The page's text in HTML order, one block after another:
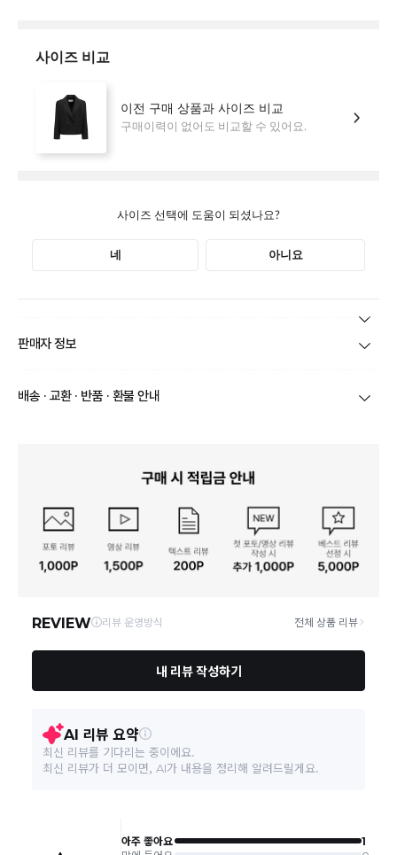
것으로 해당 정보에 대한 책임은 판매자에게 있습니다.
판매자 정보
상호/대표자 (주)바바패션_틸버리 / 문장우
02-1800-8878
영업소재지 06531 서울 서초구 신반포로 339 논현빌딩, 바바더닷컴
배송 · 교환 · 반품 · 환불 안내
배송
빠른 배송을 위해 준비되는 상품부터부분 발송
당사 계약택배는 CJ대한통운이며, 배송비는 5만원 이상 구매 시 배
송비는 무료이나, 도서 산간은 추가 배송비/도선료가 발생합니다.
결제완료 후 평균 3~5일(토요일 및 공휴일 제외) 이내에 배송 시작
되며, 매장 수급 제품의 경우에는 7~10일정도 소요될 수 있습니다.
일부 상품의 경우
매장에서 직접 배송이 이루어지며
대한통운 외 타
주문취소는 '주문접수' 상태에서만 가능합니다.
될 수 있습니다.
교환/반품 접수는수령 후 익일부터 사이트에서 직접 접수
며, 제품 배송완료
일로부터 7일 이내
능하니 이점 참고해주시기 바랍니다.
사이트 접수시 자동 CJ대한통운 회수 진행되며, 타택배 착불로 보
내주시는경우 자동 반송됩니다.
반송지: 경기도 여주시 점동면 장여로 545(원부리 204-6번지)
합니다.